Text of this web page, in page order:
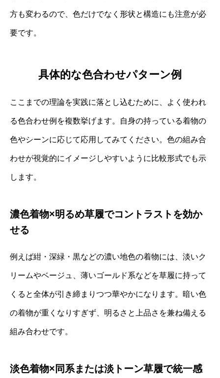
方も変わるので、色だけでなく形状と構造にも注意が必
要です。
具体的な色合わせパターン例
ここまでの理論を実践に落とし込むために、よく使われ
る色合わせ例を複数挙げます。自身の持っている着物の
色やシーンに応じて応用してみてください。色の組み合
わせが視覚的にイメージしやすいように比較形式でも示
します。
濃色着物×明るめ草履でコントラストを効か
せる
例えば紺・深緑・黒などの濃い地色の着物には、淡いク
リームやベージュ、薄いゴールド系などを草履に持って
くると全体が引き締まりつつ華やかになります。暗い色
の着物が重くなりすぎず、明るさと上品さを兼ね備える
組み合わせです。
淡色着物×同系または淡トーン草履で統一感